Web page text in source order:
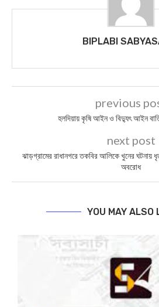
BIPLABI
previous
হলদিয়ায় কৃষি আইন ও বিদ্যুৎ আইন
next post
ঝাড়গ্রামের রাধানগরে তকবির আলিকে খুনের ঘটনায়
অবরোধ
YOU MAY ALSO